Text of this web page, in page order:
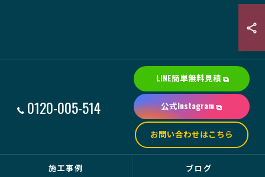
0120-005-514
LINE簡単無料見積
公式Instagram
お問い合わせはこちら
施工事例 ブログ